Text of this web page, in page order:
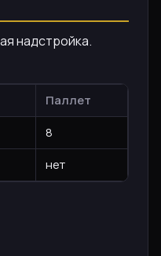
надстройка.
Паллет
8
нет